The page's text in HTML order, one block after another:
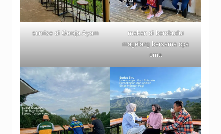
sunrise di Gereja Ayam
makan di borobudur
magelang bersama opa
oma